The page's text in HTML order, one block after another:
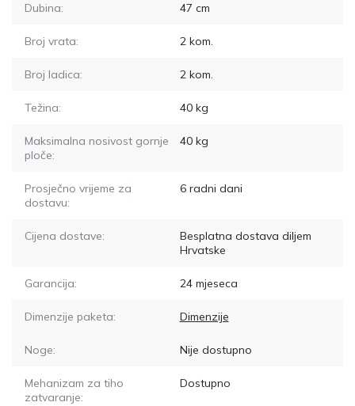
Dubina: 47 cm
Broj vrata: 2kom.
Broj ladica: 2kom.
Težina: 40kg
Maksimalna nosivost gornje
ploče:
40kg
Prosječno vrijeme za
dostavu:
6radni dani
Cijena dostave:
Besplatna dostava diljem
Hrvatske
Garancija: 24 mjeseca
Dimenzije paketa: Dimenzije
Noge: Nije dostupno
Mehanizam za tiho
zatvaranje:
Dostupno